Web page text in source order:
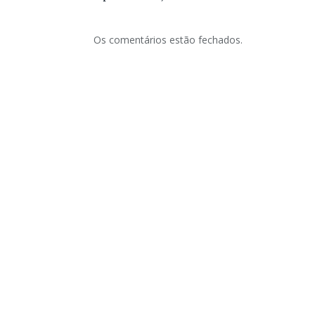
Os comentários estão fechados.